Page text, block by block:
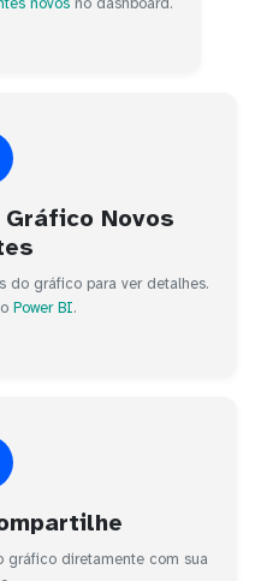
Novos
do gráfico para ver detalhes.
Power BI.
gráfico diretamente com sua